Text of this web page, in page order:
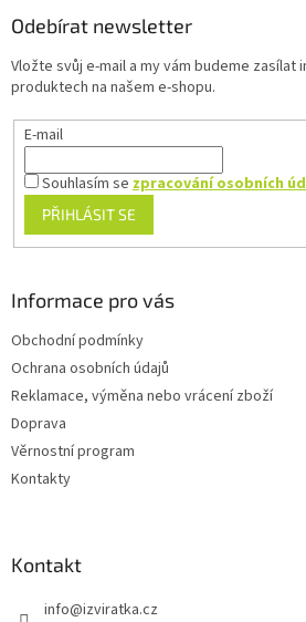
Odebírat newsletter
Vložte svůj e-mail a my vám budeme zasílat
produktech na našem e-shopu.
E-mail
Souhlasím sezpracování osobních
PŘIHLÁSIT SE
Informace pro vás
Obchodní podmínky
Ochrana osobních údajů
Reklamace, výměna nebo vrácení zboží
Doprava
Věrnostní program
Kontakty
Kontakt
info@izviratka.cz